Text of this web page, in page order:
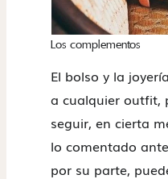
Los complementos
El bolso y la
a cualquier outfit,
seguir, en cierta
lo comentado
por su parte,